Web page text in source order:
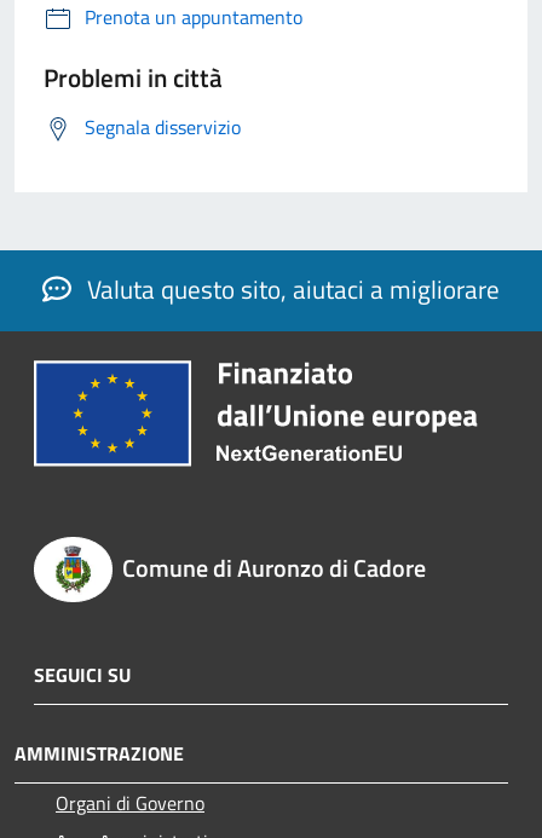
Prenota un appuntamento
Problemi in città
Segnala disservizio
Valuta questo sito, aiutaci a migliorare
Comune di Auronzo di Cadore
SEGUICI SU
AMMINISTRAZIONE
Organi di Governo